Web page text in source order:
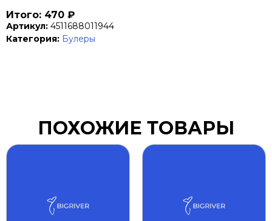
Итого: 470 ₽
Артикул: 4511688011944
Категория: Булеры
ПОХОЖИЕ ТОВАРЫ